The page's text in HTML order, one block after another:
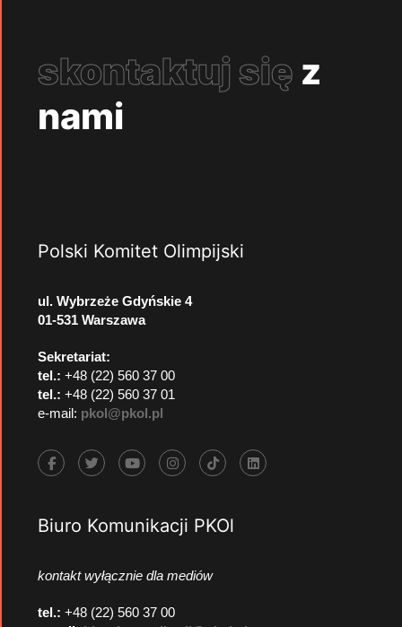
skontaktuj się z
nami
Polski Komitet Olimpijski
ul. Wybrzeże Gdyńskie 4
01-531 Warszawa
Sekretariat:
tel.: +48 (22) 560 37 00
tel.: +48 (22) 560 37 01
e-mail: pkol@pkol.pl
Biuro Komunikacji PKOl
kontakt wyłącznie dla mediów
tel.: +48 (22) 560 37 00